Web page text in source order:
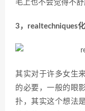
毛上也不会觉得不
3，realtechniques
其实对于许多女生
的必要，一般的眼
扑，其实这个想法